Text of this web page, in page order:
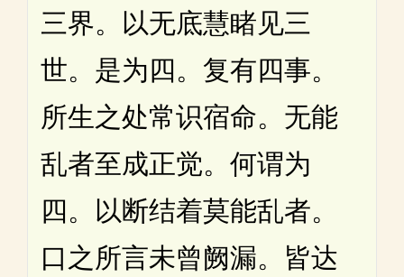
三界。以无底慧睹见三
世。是为四。复有四事。
所生之处常识宿命。无能
乱者至成正觉。何谓为
四。以断结着莫能乱者。
口之所言未曾阙漏。皆达